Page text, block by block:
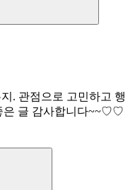
. 관점으로 고민하고 행
은 글 감사합니다~~♡♡